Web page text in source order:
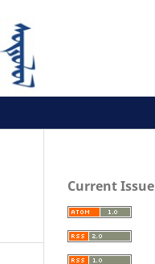
Current Issue